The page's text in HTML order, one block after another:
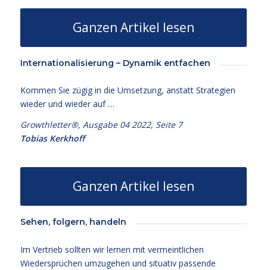
Ganzen Artikel lesen
Internationalisierung – Dynamik entfachen
Kommen Sie zügig in die Umsetzung, anstatt Strategien
wieder und wieder auf …
Growthletter®, Ausgabe 04 2022, Seite 7
Tobias Kerkhoff
Ganzen Artikel lesen
Sehen, folgern, handeln
Im Vertrieb sollten wir lernen mit vermeintlichen
Wiedersprüchen umzugehen und situativ passende